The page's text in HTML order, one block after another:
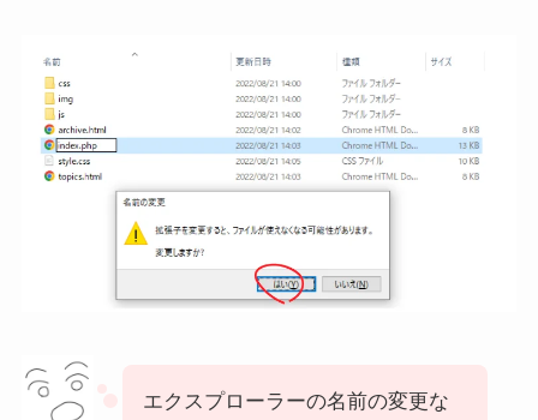
エクスプローラーの名前の変更な